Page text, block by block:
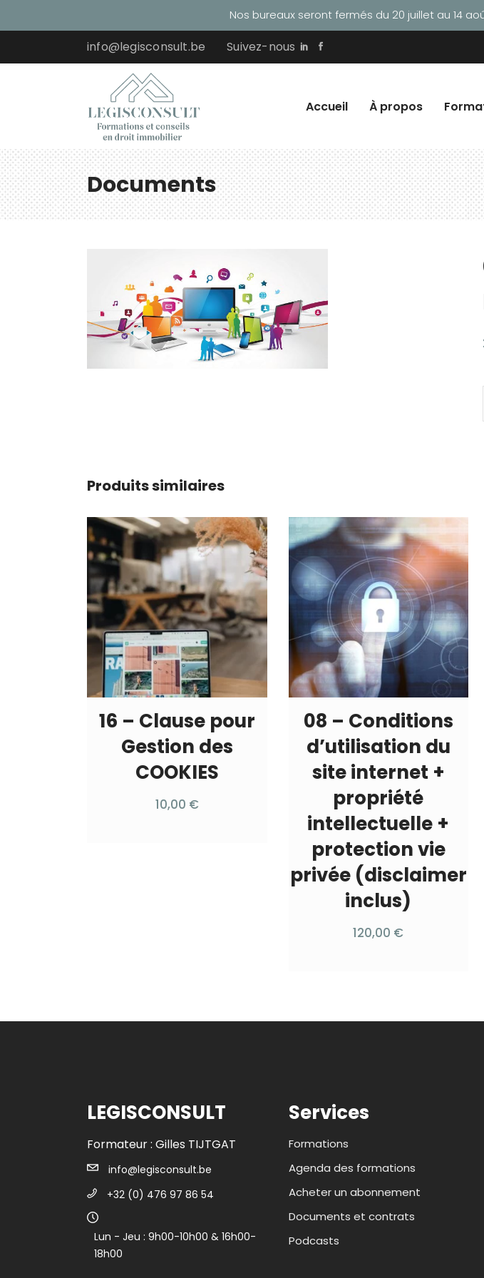
Nos bureaux seront fermés du 20 juillet au 14
info@legisconsult.be Suivez-nous
Accueil À propos
Documents
Produits similaires
16 – Clause pour
Gestion des
COOKIES
10,00 €
08 – Conditions
d’utilisation du
site internet +
propriété
intellectuelle +
protection vie
privée (disclaimer
inclus)
120,00 €
LEGISCONSULT
Formateur : Gilles TIJTGAT
info@legisconsult.be
+32 (0) 476 97 86 54
Lun - Jeu : 9h00-10h00 & 16h00-
18h00
Services
Formations
Agenda des formations
Acheter un abonnement
Documents et contrats
Podcasts